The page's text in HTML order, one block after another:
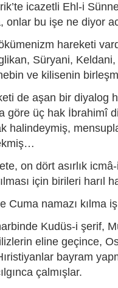
icazetli Ehl-i
onlar bu işe ne diyor
hareketi
Süryani,
ve kilisenin
de aşan bir diyalog
göre üç hak İbrahimî
halindeymiş,
on dört asırlık
için birileri harıl
Cuma namazı kılma
Kudüs-i şerif,
eline geçince,
bayram
çalmışlar.